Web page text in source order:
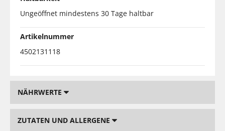
Ungeöffnet mindestens 30 Tage haltbar
Artikelnummer
4502131118
NÄHRWERTE
ZUTATEN UND ALLERGENE